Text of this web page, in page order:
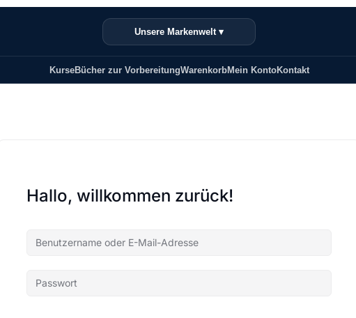
Unsere Markenwelt ▾
KurseBücher zur VorbereitungWarenkorbMein KontoKontakt
Hallo, willkommen zurück!